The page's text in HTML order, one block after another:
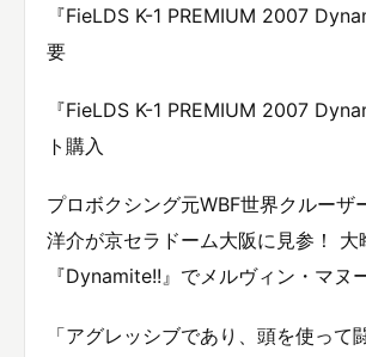
『FieLDS K-1 PREMIUM 2007
要
『FieLDS K-1 PREMIUM 2007
ト購入
プロボクシング元WBF世界クルーザ
洋介が京セラドーム大阪に見参！ 大
『Dynamite!!』でメルヴィン・マヌ
「アグレッシブであり、頭を使って